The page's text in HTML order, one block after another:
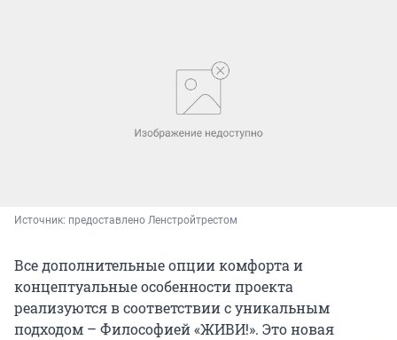
Источник: предоставлено Ленстройтрестом
Все дополнительные опции комфорта и
концептуальные особенности проекта
реализуются в соответствии с уникальным
подходом – Философией «ЖИВИ!». Это новая